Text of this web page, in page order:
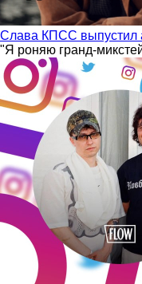
Слава КПСС выпустил
"Я роняю гранд-